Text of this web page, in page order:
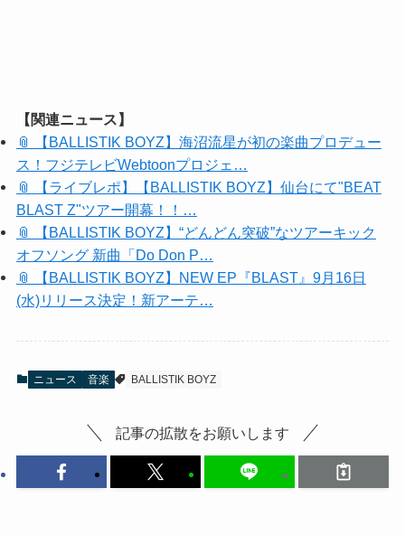
【関連ニュース】
📎 【BALLISTIK BOYZ】海沼流星が初の楽曲プロデュー
ス！フジテレビWebtoonプロジェ…
📎 【ライブレポ】【BALLISTIK BOYZ】仙台にて"BEAT
BLAST Z"ツアー開幕！！…
📎 【BALLISTIK BOYZ】“どんどん突破”なツアーキック
オフソング 新曲「Do Don P…
📎 【BALLISTIK BOYZ】NEW EP『BLAST』9月16日
(水)リリース決定！新アーテ…
ニュース 音楽 BALLISTIK BOYZ
記事の拡散をお願いします